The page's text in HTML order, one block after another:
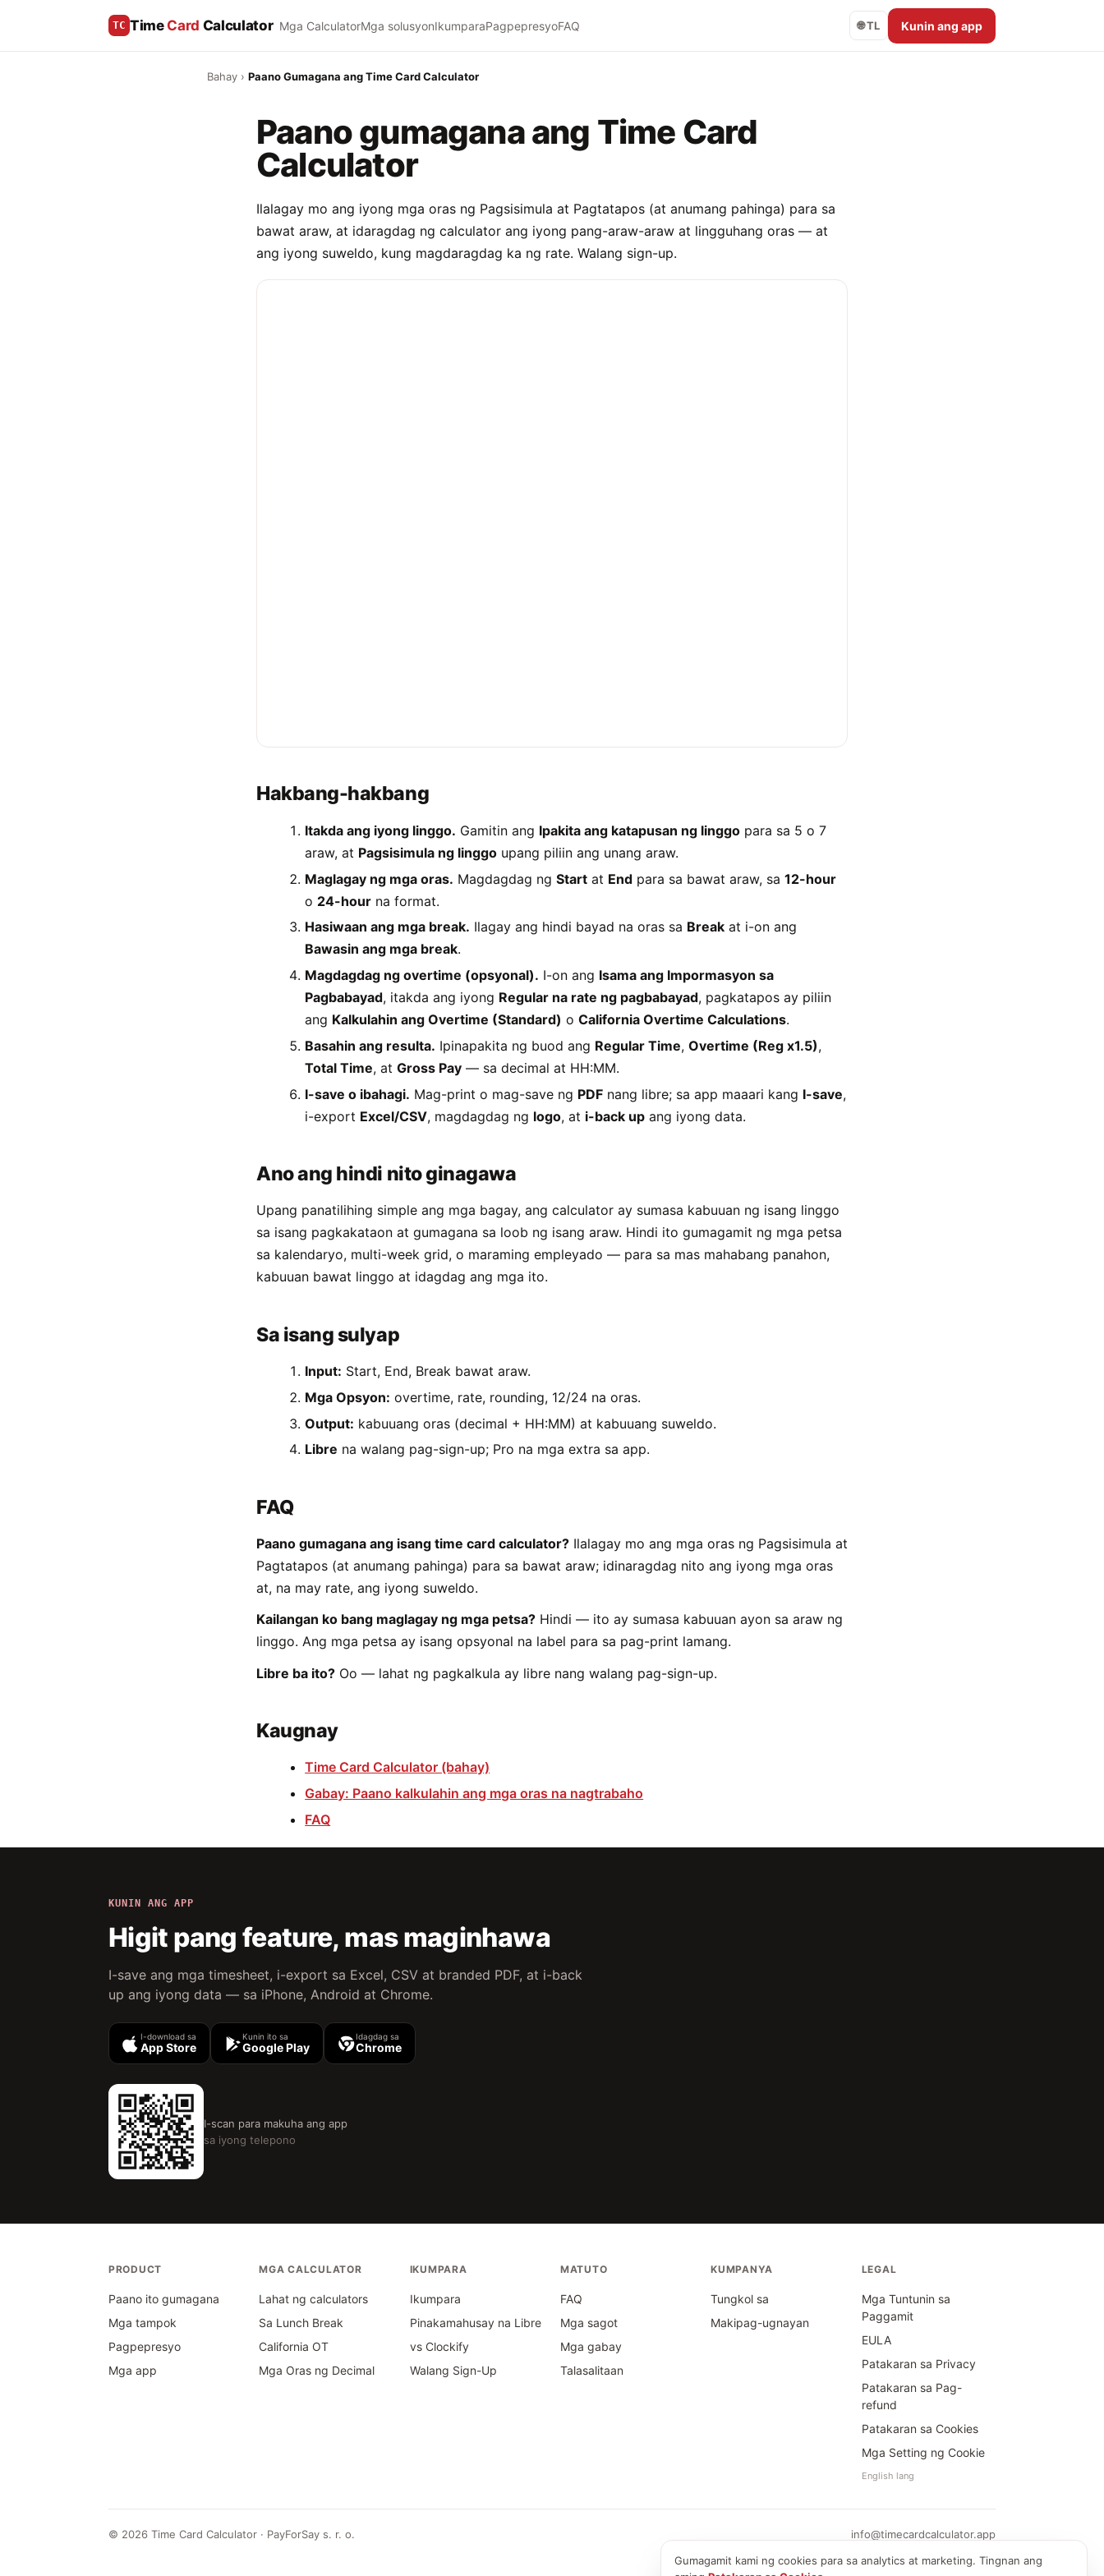
TC Time Card Calculator Mga CalculatorMga solusyonIkumparaPagpepresyoFAQ 🌐 TL Kunin ang app
Bahay › Paano Gumagana ang Time Card Calculator
Paano gumagana ang Time Card
Calculator
Ilalagay mo ang iyong mga oras ng Pagsisimula at Pagtatapos (at anumang pahinga) para sa
bawat araw, at idaragdag ng calculator ang iyong pang-araw-araw at lingguhang oras — at
ang iyong suweldo, kung magdaragdag ka ng rate. Walang sign-up.
Hakbang-hakbang
Itakda ang iyong linggo. Gamitin ang Ipakita ang katapusan ng linggo para sa 5 o 7
araw, at Pagsisimula ng linggo upang piliin ang unang araw.
Maglagay ng mga oras. Magdagdag ngStart at End para sa bawat araw, sa12-hour
o 24-hour na format.
Hasiwaan ang mga break. Ilagay ang hindi bayad na oras sa Break at i-on ang
Bawasin ang mga break.
Magdagdag ng overtime (opsyonal). I-on ang Isama ang Impormasyon sa
Pagbabayad, itakda ang iyong Regular na rate ng pagbabayad, pagkatapos ay piliin
ang Kalkulahin ang Overtime (Standard) oCalifornia Overtime Calculations.
Basahin ang resulta. Ipinapakita ng buod ang Regular Time,Overtime (Reg x1.5),
Total Time, atGross Pay — sa decimal at HH:MM.
I-save o ibahagi. Mag-print o mag-save ng PDF nang libre; sa app maaari kang I-save,
i-export Excel/CSV, magdagdag ng logo, at i-back up ang iyong data.
Ano ang hindi nito ginagawa
Upang panatilihing simple ang mga bagay, ang calculator ay sumasa kabuuan ng isang linggo
sa isang pagkakataon at gumagana sa loob ng isang araw. Hindi ito gumagamit ng mga petsa
sa kalendaryo, multi-week grid, o maraming empleyado — para sa mas mahabang panahon,
kabuuan bawat linggo at idagdag ang mga ito.
Sa isang sulyap
Input: Start, End, Break bawat araw.
Mga Opsyon: overtime, rate, rounding, 12/24 na oras.
Output: kabuuang oras (decimal + HH:MM) at kabuuang suweldo.
Libre na walang pag-sign-up; Pro na mga extra sa app.
FAQ
Paano gumagana ang isang time card calculator? Ilalagay mo ang mga oras ng Pagsisimula at
Pagtatapos (at anumang pahinga) para sa bawat araw; idinaragdag nito ang iyong mga oras
at, na may rate, ang iyong suweldo.
Kailangan ko bang maglagay ng mga petsa? Hindi — ito ay sumasa kabuuan ayon sa araw ng
linggo. Ang mga petsa ay isang opsyonal na label para sa pag-print lamang.
Libre ba ito? Oo — lahat ng pagkalkula ay libre nang walang pag-sign-up.
Kaugnay
Time Card Calculator (bahay)
Gabay: Paano kalkulahin ang mga oras na nagtrabaho
FAQ
KUNIN ANG APP
Higit pang feature, mas maginhawa
I-save ang mga timesheet, i-export sa Excel, CSV at branded PDF, at i-back
up ang iyong data — sa iPhone, Android at Chrome.
I-download sa
App Store
Kunin ito sa
Google Play
Idagdag sa
Chrome
I-scan para makuha ang app
sa iyong telepono
PRODUCT
Paano ito gumagana
Mga tampok
Pagpepresyo
Mga app
MGA CALCULATOR
Lahat ng calculators
Sa Lunch Break
California OT
Mga Oras ng Decimal
IKUMPARA
Ikumpara
Pinakamahusay na Libre
vs Clockify
Walang Sign-Up
MATUTO
FAQ
Mga sagot
Mga gabay
Talasalitaan
KUMPANYA
Tungkol sa
Makipag-ugnayan
LEGAL
Mga Tuntunin sa
Paggamit
EULA
Patakaran sa Privacy
Patakaran sa Pag-
refund
Patakaran sa Cookies
Mga Setting ng Cookie
English lang
© 2026 Time Card Calculator · PayForSay s. r. o.
info@timecardcalculator.app
Gumagamit kami ng cookies para sa analytics at marketing. Tingnan ang